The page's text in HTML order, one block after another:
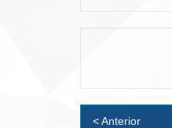
< Anterior